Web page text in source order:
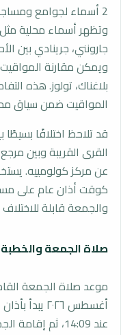
2 أسماء لجوامع
وتظهر أسماء محلية مثل
جارونني، جرينادي بين
ويمكن مقارنة
بلاغناك، تولوز. هذه
المواقيت ضمن سياق
قد تلاحظ اختلافًا
القرى القريبة وبين
عن مركز كولومييه.
كوقت أذان عام على
والجمعة قابلة
صلاة الجمعة والخطبة
عند 14:09، ثم إقامة الجمعة أو بداية الصلاة عند 14:39.